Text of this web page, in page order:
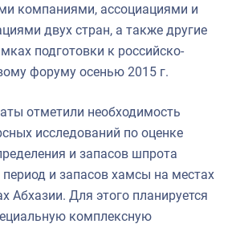
компаниями, ассоциациями и
двух стран, а также другие
подготовки к российско-
форуму осенью 2015 г.
отметили необходимость
исследований по оценке
и запасов шпрота
и запасов хамсы на местах
Абхазии. Для этого планируется
комплексную